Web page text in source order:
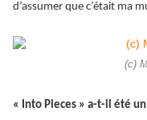
d’assumer que c’était ma
(c)
« Into Pieces » a-t-il été